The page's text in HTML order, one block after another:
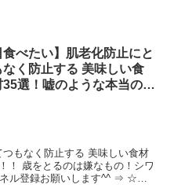
食べたい】肌老化防止にと
なく防止する 美味しい食
35選！嘘のような本当の話
つもなく防止する 美味しい食材
！ 歳をとるのは嫌なもの！シワ
ル登録お願いします^^ ⇒ ☆コ